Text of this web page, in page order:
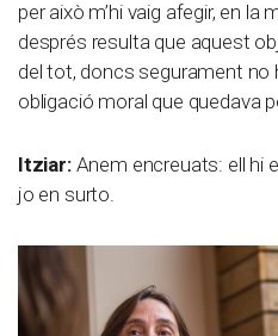
per això m’hi vaig afegir, en la
després resulta que aquest
del tot, doncs segurament no
obligació moral que quedava
Itziar:Anem encreuats: ell hi
jo en surto.